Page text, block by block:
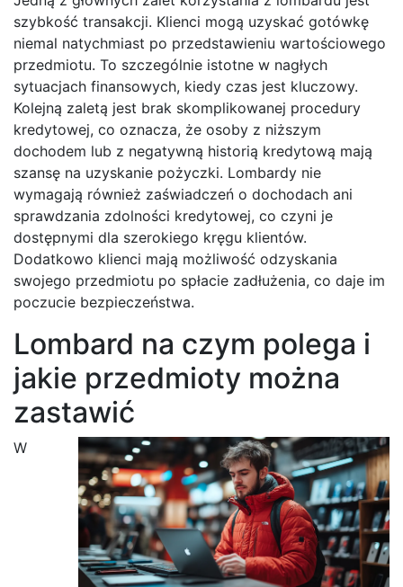
szybkość transakcji. Klienci mogą uzyskać gotówkę
niemal natychmiast po przedstawieniu wartościowego
przedmiotu. To szczególnie istotne w nagłych
sytuacjach finansowych, kiedy czas jest kluczowy.
Kolejną zaletą jest brak skomplikowanej procedury
kredytowej, co oznacza, że osoby z niższym
dochodem lub z negatywną historią kredytową mają
szansę na uzyskanie pożyczki. Lombardy nie
wymagają również zaświadczeń o dochodach ani
sprawdzania zdolności kredytowej, co czyni je
dostępnymi dla szerokiego kręgu klientów.
Dodatkowo klienci mają możliwość odzyskania
swojego przedmiotu po spłacie zadłużenia, co daje im
poczucie bezpieczeństwa.
Lombard na czym polega i
jakie przedmioty można
zastawić
W